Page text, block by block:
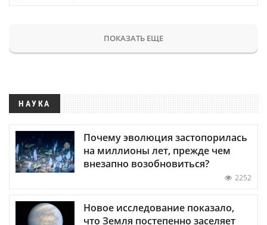
ПОКАЗАТЬ ЕЩЕ
НАУКА
Почему эволюция застопорилась
на миллионы лет, прежде чем
внезапно возобновиться?
2252
Новое исследование показало,
что Земля постепенно заселяет